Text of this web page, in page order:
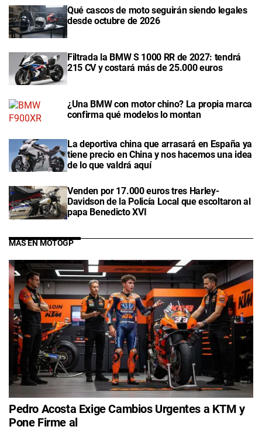
Qué cascos de moto seguirán siendo legales
desde octubre de 2026
Filtrada la BMW S 1000 RR de 2027: tendrá
215 CV y costará más de 25.000 euros
¿Una BMW con motor chino? La propia marca
confirma qué modelos lo montan
La deportiva china que arrasará en España ya
tiene precio en China y nos hacemos una idea
de lo que valdrá aquí
Venden por 17.000 euros tres Harley-
Davidson de la Policía Local que escoltaron al
papa Benedicto XVI
MÁS EN MOTOGP
Pedro Acosta Exige Cambios Urgentes a KTM y
Pone Firme al